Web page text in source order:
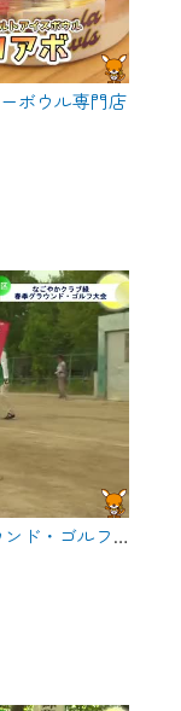
ボウル専門店
【緑区】なごやかクラブ緑 春季グラウンド・ゴルフ大会